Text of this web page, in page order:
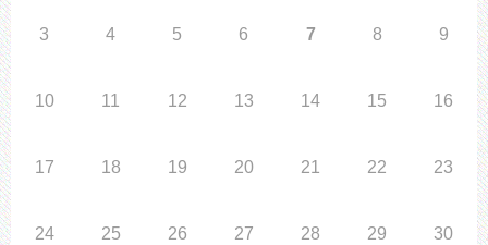
3 4 5 6 7 8 9
10 11 12 13 14 15 16
17 18 19 20 21 22 23
24 25 26 27 28 29 30